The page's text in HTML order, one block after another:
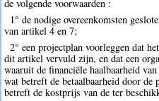
de volgende voorwaarden :
1° de nodige overeenkomsten
van artikel 4 en 7;
2° een projectplan voorleggen dat
dit artikel vervuld zijn, en dat een
waaruit de financiële haalbaarheid
wat betreft de betaalbaarheid door de
betreft de kostprijs van de ter